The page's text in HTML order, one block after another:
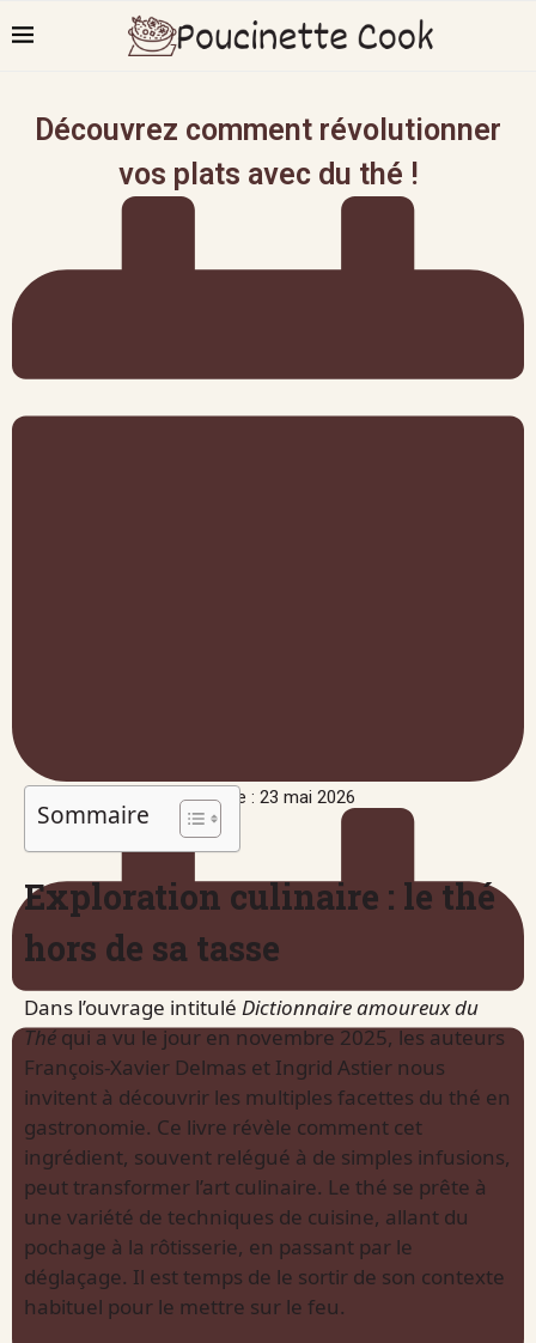
Découvrez comment révolutionner
vos plats avec du thé !
Publié le : 23 mai 2026
Sommaire
Exploration culinaire : le thé
hors de sa tasse
Dans l’ouvrage intitulé Dictionnaire amoureux du
Théqui a vu le jour en novembre 2025, les auteurs
François-Xavier Delmas et Ingrid Astier nous
invitent à découvrir les multiples facettes du thé en
gastronomie. Ce livre révèle comment cet
ingrédient, souvent relégué à de simples infusions,
peut transformer l’art culinaire. Le thé se prête à
une variété de techniques de cuisine, allant du
pochage à la rôtisserie, en passant par le
déglaçage. Il est temps de le sortir de son contexte
habituel pour le mettre sur le feu.